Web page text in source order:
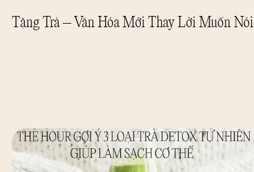
Tặng Trà – Văn Hóa Mới Thay Lời Muốn Nói